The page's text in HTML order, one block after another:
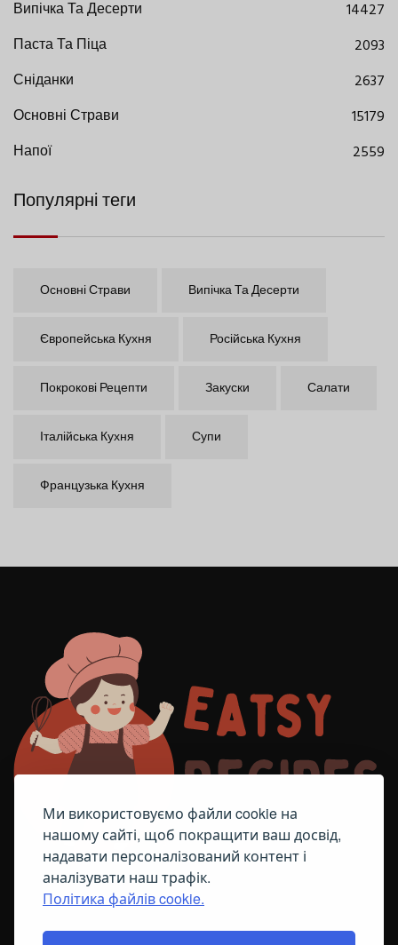
Ми використовуємо файли cookie на
нашому сайті, щоб покращити ваш досвід,
надавати персоналізований контент і
аналізувати наш трафік.
Політика файлів cookie.
Випічка Та Десерти
14427
Паста Та Піца
2093
Сніданки
2637
Основні Страви
15179
Напої
2559
Популярні теги
Основні Страви Випічка Та Десерти
Європейська Кухня Російська Кухня
Покрокові Рецепти Закуски Салати
Італійська Кухня Супи
Французька Кухня